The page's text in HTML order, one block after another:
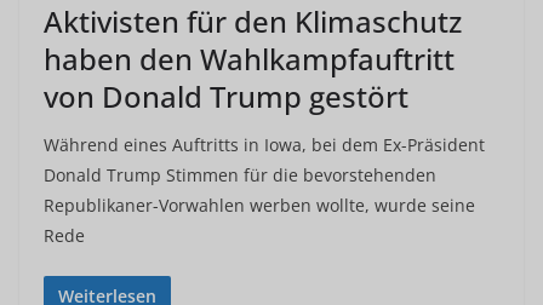
Aktivisten für den Klimaschutz
haben den Wahlkampfauftritt
von Donald Trump gestört
Während eines Auftritts in Iowa, bei dem Ex-Präsident
Donald Trump Stimmen für die bevorstehenden
Republikaner-Vorwahlen werben wollte, wurde seine
Rede
Weiterlesen